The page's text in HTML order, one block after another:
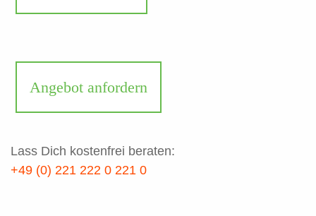
Angebot anfordern
Lass Dich kostenfrei beraten:
+49 (0) 221 222 0 221 0